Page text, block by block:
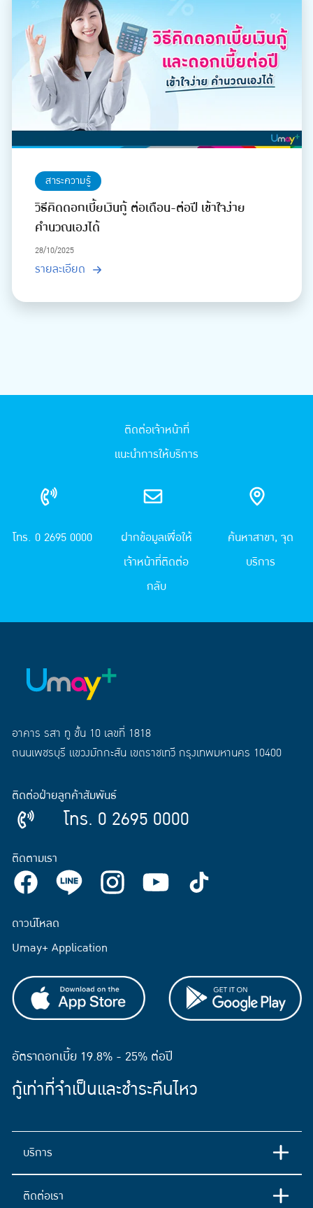
สาระความรู้
วิธีคิดดอกเบี้ยเงินกู้ ต่อเดือน-ต่อปี เข้าใจง่าย
คำนวณเองได้
28/10/2025
รายละเอียด
ติดต่อเจ้าหน้าที่
แนะนำการให้บริการ
โทร. 0 2695 0000
ฝากข้อมูลเพื่อให้
เจ้าหน้าที่ติดต่อ
กลับ
ค้นหาสาขา, จุด
บริการ
อาคาร รสา ทู ชั้น 10 เลขที่ 1818
ถนนเพชรบุรี แขวงมักกะสัน เขตราชเทวี กรุงเทพมหานคร 10400
ติดต่อฝ่ายลูกค้าสัมพันธ์
โทร. 0 2695 0000
ติดตามเรา
ดาวน์โหลด
Umay+ Application
อัตราดอกเบี้ย 19.8% - 25% ต่อปี
กู้เท่าที่จำเป็นและชำระคืนไหว
บริการ
ติดต่อเรา